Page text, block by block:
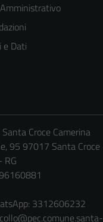
e Dati
Croce Camerina
95 97017 Santa Croce
RG
3312606232